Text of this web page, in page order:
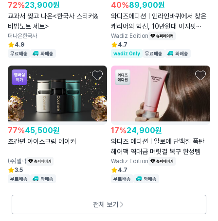
72%23,900원
교과서 찢고 나온<한국사 스티커&
비법노트 세트>
더나은한국사
4.9
무료배송 와배송
40%89,900원
와디즈에디션ㅣ인라인바퀴에서 찾은
캐리어의 혁신, 10만원대 이지핏
캐리어
Wadiz Edition
4.7
wadiz Only 무료배송 와배송
77%45,500원
초간편 아이스크림 메이커
(주)셀릭
3.5
무료배송 와배송
17%24,900원
와디즈 에디션ㅣ알로에 단백질 폭탄
헤어팩 역대급 머릿결 복구 완성템
Wadiz Edition
4.7
무료배송 와배송
전체 보기